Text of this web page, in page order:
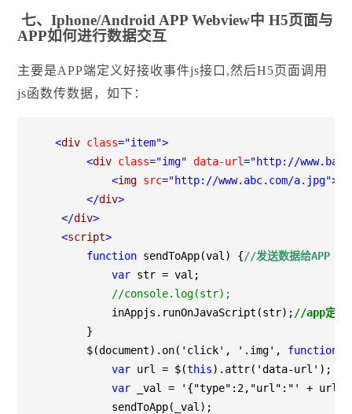
七、Iphone/Android APP Webview中 H5页面与
APP如何进行数据交互
主要是APP端定义好接收事件js接口,然后H5页面调用
js函数传数据，如下：
<div class="item">
<div class="img" data-url="http://
<img src="http://www.abc.com/a.jpg">
</div>
</div>
<script>
function sendToApp(val) {//发送数据给APP
var str = val;
//console.log(str);
            inAppjs.runOnJavaScript(str);
//app定义
        }
        $(document).on(
' click' , ' .img' , function
var url = $(this).attr( 'data-url ' );
var _val = ' {"type":2,"url":" ' + url
            sendToApp(_val);